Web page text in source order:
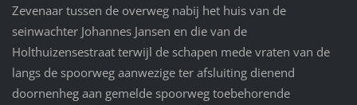
Zevenaar tussen de overweg nabij het huis van de
seinwachter Johannes Jansen en die van de
Holthuizensestraat terwijl de schapen mede vraten van de
langs de spoorweg aanwezige ter afsluiting dienend
doornenheg aan gemelde spoorweg toebehorende